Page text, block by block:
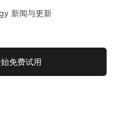
新闻与更新